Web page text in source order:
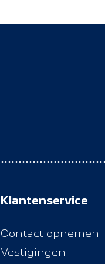
Klantenservice
Contact opnemen
Vestigingen